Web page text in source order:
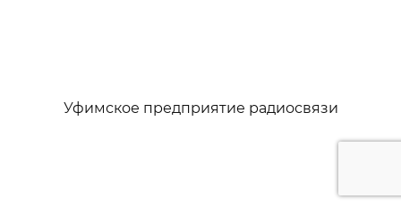
Уфимское предприятие радиосвязи